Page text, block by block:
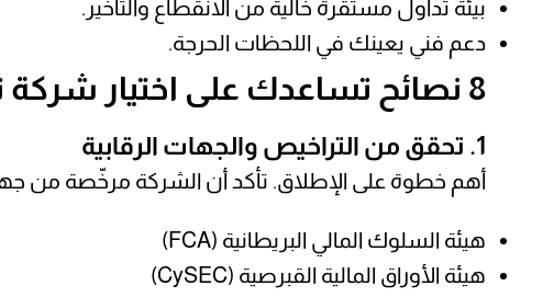
بيئة تداول مستقرة خالية من الانقطاع والتأخير.
دعم فني يعينك في اللحظات الحرجة.
8 نصائح تساعدك على اختيار شركة تداول مضمونة
1. تحقق من التراخيص والجهات الرقابية
أهم خطوة على الإطلاق. تأكد أن الشركة مرخّصة من
هيئة السلوك المالي البريطانية (FCA)
هيئة الأوراق المالية القبرصية (CySEC)